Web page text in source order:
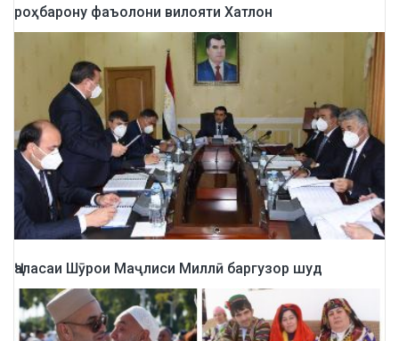
роҳбарону фаъолони вилояти Хатлон
Ҷаласаи Шӯрои Маҷлиси Миллӣ баргузор шуд